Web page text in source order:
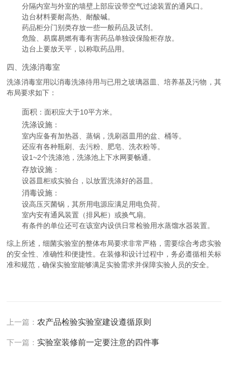
分隔内室与外室的墙壁上部应设带空气过滤装置的通风口。
边台材料要耐高热、耐酸碱。
药品柜分门别类存放一些一般药品及试剂。
危险、易腐易燃有毒有害药品单独设保险柜存放。
边台上要放天平，以称取药品用。
四、洗涤消毒室
洗涤消毒室用以消毒洗涤待用与已用之玻璃器皿、培养基及污物，其
布局要求如下：
面积 ：面积应大于10平方米。
洗涤设施 ：
室内应备有加热器、蒸锅，洗刷器皿用的盆、桶等。
还应有各种瓶刷、去污粉、肥皂、洗衣粉等。
设1~2个洗涤池，洗涤池上下水网要畅通。
存放设施 ：
设器皿柜或实验台，以放置洗涤好的器皿。
消毒设施 ：
设高压灭菌锅，其所用电源应满足用电负荷。
室内安有通风装置（排风柜）或换气扇。
有条件的单位还可在该室内设供日常检验用水蒸馏水器装置。
综上所述，细菌实验室的整体布局要求非常严格，需要综合考虑实验
的安全性、准确性和便捷性。在装修和设计过程中，务必遵循相关标
准和规范，确保实验室能够满足实验需求并保障实验人员的安全。
上一篇：农产品检验实验室建设遵循原则
下一篇： 实验室装修前一定要注意的四件事